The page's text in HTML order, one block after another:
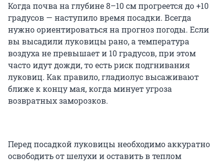
Когда почва на глубине 8–10 см прогреется до +10
градусов — наступило время посадки. Всегда
нужно ориентироваться на прогноз погоды. Если
вы высадили луковицы рано, а температура
воздуха не превышает и 10 градусов, при этом
часто идут дожди, то есть риск подгнивания
луковиц. Как правило, гладиолус высаживают
ближе к концу мая, когда минует угроза
возвратных заморозков.
Перед посадкой луковицы необходимо аккуратно
освободить от шелухи и оставить в теплом